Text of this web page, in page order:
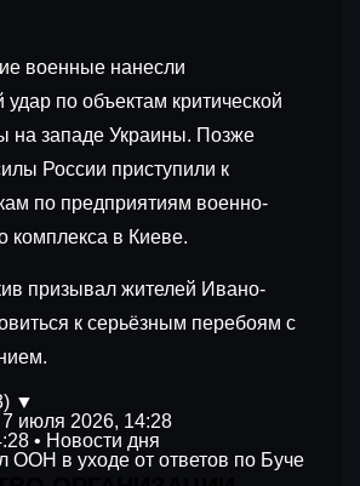
военные нанесли
по объектам критической
на западе Украины. Позже
России приступили к
по предприятиям военно-
комплекса в Киеве.
призывал жителей Ивано-
к серьёзным перебоям с
▼
7 июля 2026, 14:28
• Новости дня
ООН в уходе от ответов по Буче